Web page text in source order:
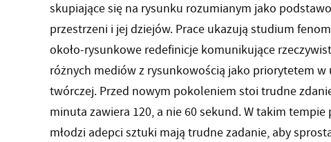
skupiające się na rysunku rozumianym jako
przestrzeni i jej dziejów. Prace ukazują studium
około-rysunkowe redefinicje komunikujące
różnych mediów z rysunkowością jako priorytetem
twórczej. Przed nowym pokoleniem stoi trudne
minuta zawiera 120, a nie 60 sekund. W takim
młodzi adepci sztuki mają trudne zadanie, aby